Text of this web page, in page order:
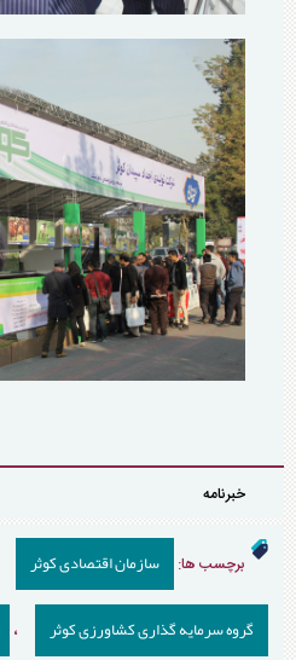
خبرنامه
برچسب ها: سازمان اقتصادی کوثر
گروه سرمایه گذاری کشاورزی کوثر ،